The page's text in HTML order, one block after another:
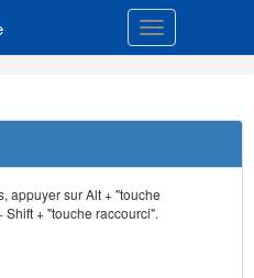
Toggle
appuyer sur Alt + "touche
+ "touche raccourci".